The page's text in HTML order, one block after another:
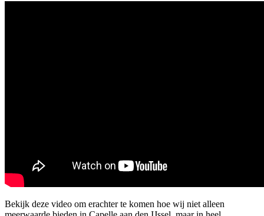
Bekijk deze video om erachter te komen hoe wij niet alleen